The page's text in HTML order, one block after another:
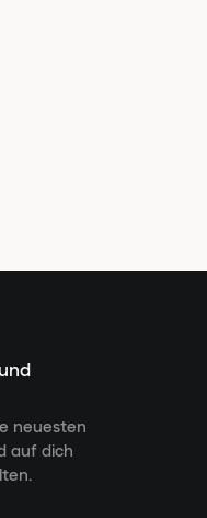
neuesten
auf dich